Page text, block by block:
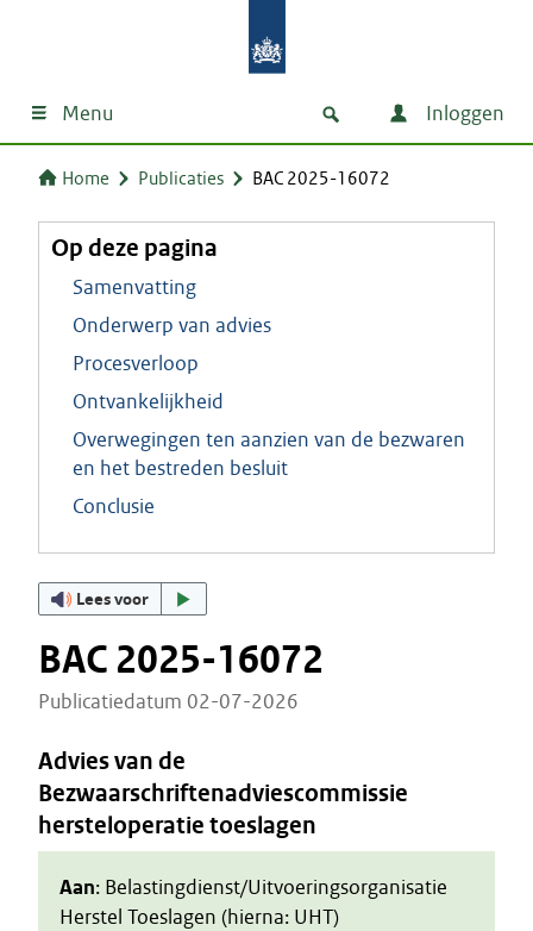
Menu Inloggen
Home Publicaties BAC 2025-16072
Op deze pagina
Samenvatting
Onderwerp van advies
Procesverloop
Ontvankelijkheid
Overwegingen ten aanzien van de bezwaren
en het bestreden besluit
Conclusie
Lees voor
BAC 2025-16072
Publicatiedatum 02-07-2026
Advies van de
Bezwaarschriftenadviescommissie
hersteloperatie toeslagen
Aan: Belastingdienst/Uitvoeringsorganisatie
Herstel Toeslagen (hierna: UHT)